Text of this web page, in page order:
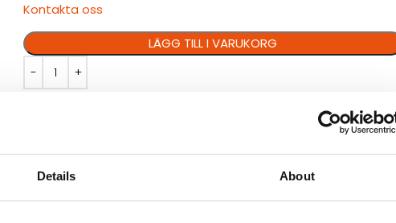
Details About
Kontakta oss
LÄGG TILL I VARUKORG